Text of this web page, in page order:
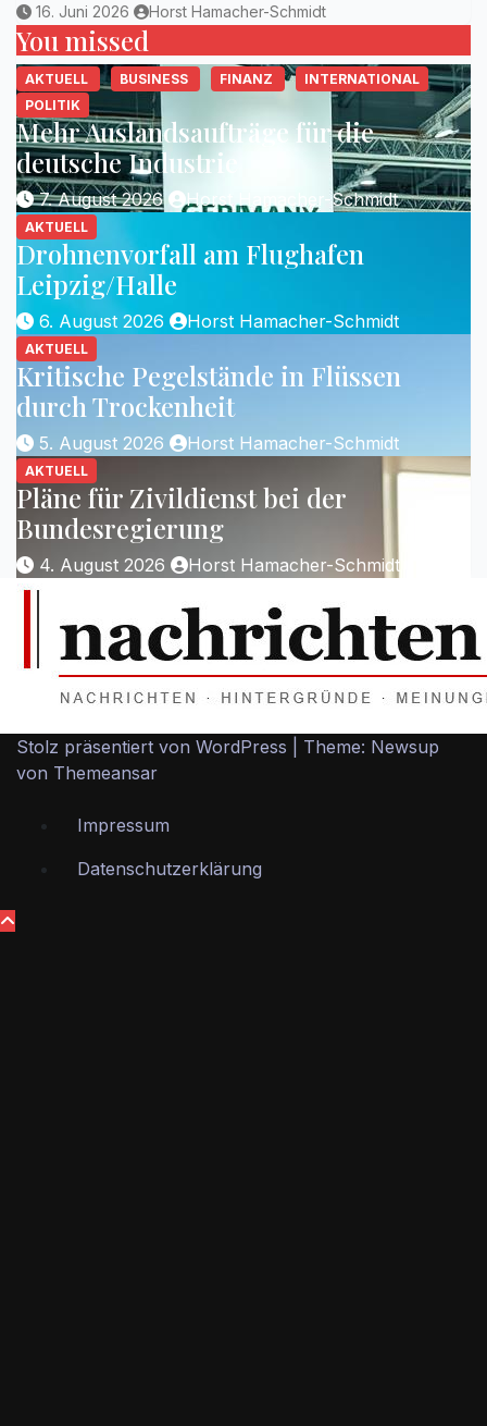
16. Juni 2026 Horst Hamacher-Schmidt
You missed
AKTUELL BUSINESS FINANZ
INTERNATIONAL
POLITIK
Mehr Auslandsaufträge für die
deutsche Industrie
7. August 2026 Horst Hamacher-Schmidt
AKTUELL
Drohnenvorfall am Flughafen
Leipzig/Halle
6. August 2026 Horst Hamacher-Schmidt
AKTUELL
Kritische Pegelstände in Flüssen
durch Trockenheit
5. August 2026 Horst Hamacher-Schmidt
AKTUELL
Pläne für Zivildienst bei der
Bundesregierung
4. August 2026 Horst Hamacher-Schmidt
Stolz präsentiert von WordPress
Theme: Newsup
von Themeansar
Impressum
Datenschutzerklärung